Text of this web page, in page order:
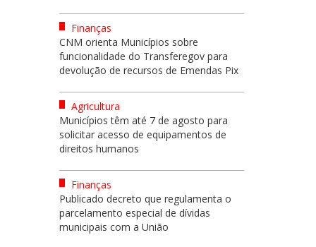
Finanças
CNM orienta Municípios sobre
funcionalidade do Transferegov para
devolução de recursos de Emendas Pix
Agricultura
Municípios têm até 7 de agosto para
solicitar acesso de equipamentos de
direitos humanos
Finanças
Publicado decreto que regulamenta o
parcelamento especial de dívidas
municipais com a União